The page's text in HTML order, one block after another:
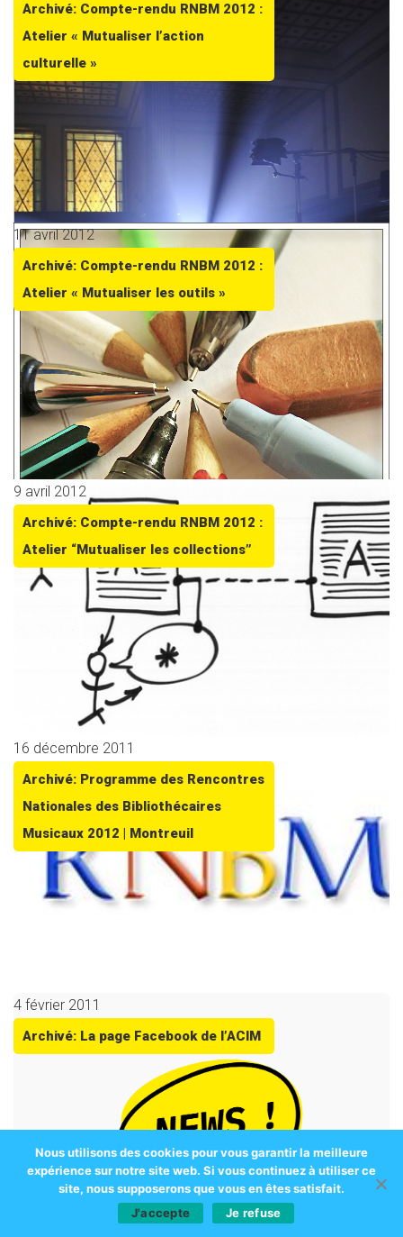
Archivé: Compte-rendu RNBM 2012 :
Atelier « Mutualiser l’action
culturelle »
11 avril 2012
Archivé: Compte-rendu RNBM 2012 :
Atelier « Mutualiser les outils »
9 avril 2012
Archivé: Compte-rendu RNBM 2012 :
Atelier “Mutualiser les collections”
16 décembre 2011
Archivé: Programme des Rencontres
Nationales des Bibliothécaires
Musicaux 2012 | Montreuil
4 février 2011
Archivé: La page Facebook de l’ACIM
Nous utilisons des cookies pour vous garantir la meilleure
expérience sur notre site web. Si vous continuez à utiliser ce
site, nous supposerons que vous en êtes satisfait.
J'accepte
Je refuse